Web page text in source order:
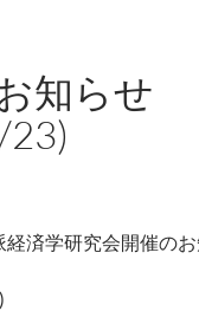
知らせ
経済学研究会開催の